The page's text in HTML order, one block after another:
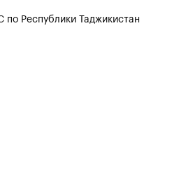
Республики Таджикистан